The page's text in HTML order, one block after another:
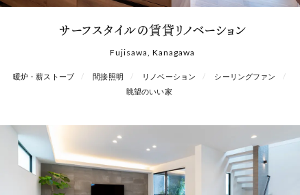
サーフスタイルの賃貸リノベーション
Fujisawa, Kanagawa
暖炉・薪ストーブ 間接照明 リノベーション
シーリングファン
眺望のいい家